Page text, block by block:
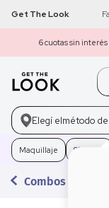
Get The Look
6 cuotas sin interés
Buscar
Elegí elmétodo
Maquillaje Skincare
Combos con
1 get the look
2 máscara pestañas
loreal
4. brochas